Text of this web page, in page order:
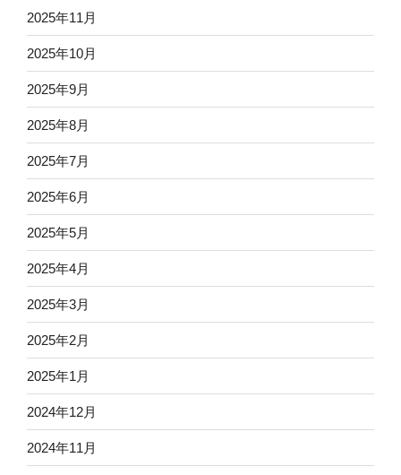
2025年11月
2025年10月
2025年9月
2025年8月
2025年7月
2025年6月
2025年5月
2025年4月
2025年3月
2025年2月
2025年1月
2024年12月
2024年11月